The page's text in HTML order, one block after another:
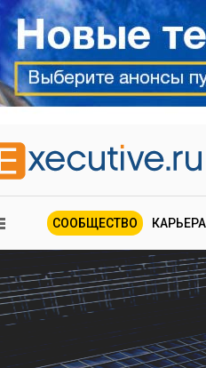
СООБЩЕСТВО КАРЬЕРА